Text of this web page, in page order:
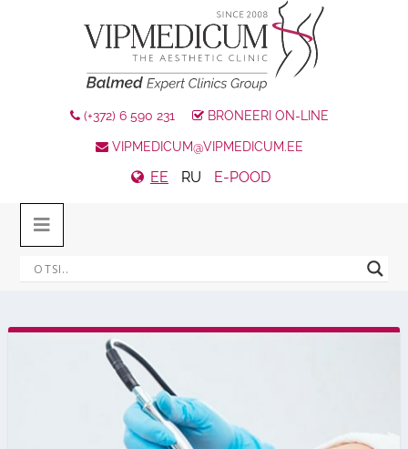
(+372) 6 590 231 BRONEERI ON-LINE
VIPMEDICUM@VIPMEDICUM.EE
EE RU E-POOD